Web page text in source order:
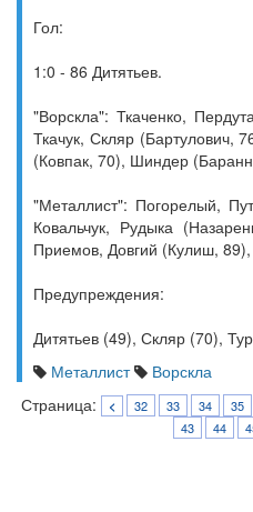
Гол:
1:0 - 86 Дитятьев.
"Ворскла": Ткаченко,
Ткачук, Скляр (Бартулович,
(Ковпак, 70), Шиндер
"Металлист": Погорелый,
Ковальчук, Рудыка
Приемов, Довгий (Кулиш,
Предупреждения:
Дитятьев (49), Скляр (70),
Металлист
Ворскла
Страница:
< 32 33 34 35
43
44